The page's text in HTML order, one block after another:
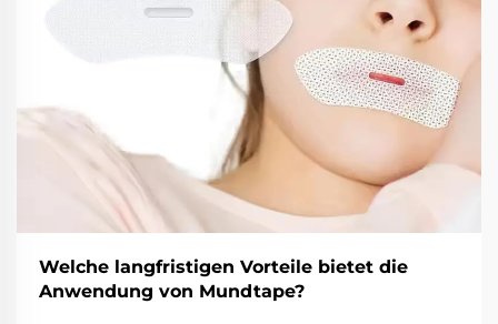
Welche langfristigen Vorteile bietet die
Anwendung von Mundtape?